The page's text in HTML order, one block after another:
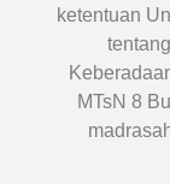
ketentuan
MTsN 8